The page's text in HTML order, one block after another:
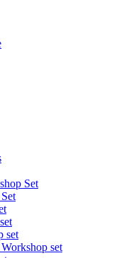
Set
set
set